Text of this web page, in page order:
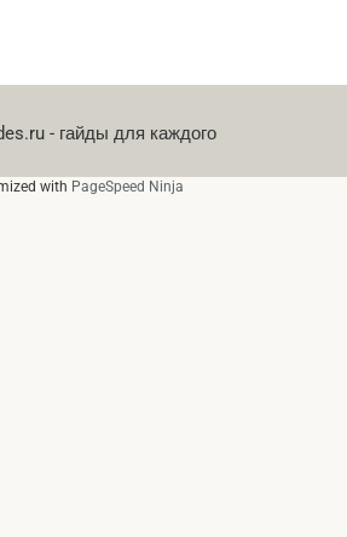
- гайды для каждого
with PageSpeed Ninja